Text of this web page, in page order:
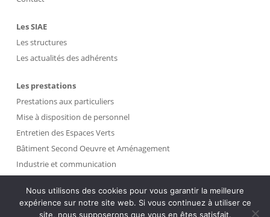
Les SIAE
Les structures
Les actualités des adhérents
Les prestations
Prestations aux particuliers
Mise à disposition de personnel
Entretien des Espaces Verts
Bâtiment Second Oeuvre et Aménagement
Industrie et communication
Intranet
Nous utilisons des cookies pour vous garantir la meilleure
expérience sur notre site web. Si vous continuez à utiliser ce
site, nous supposerons que vous en êtes satisfait.